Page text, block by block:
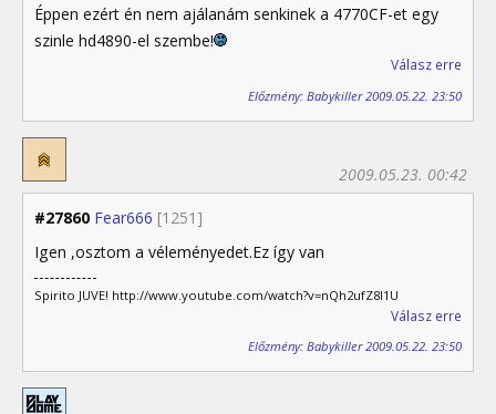
Éppen ezért én nem ajálanám senkinek a 4770CF-et egy
szinle hd4890-el szembe!
Válasz erre
Előzmény: Babykiller 2009.05.22. 23:50
#27860 Fear666 [1251]
2009.05.23. 00:42
Igen ,osztom a véleményedet.Ez így van
Spirito JUVE! http://www.youtube.com/watch?v=nQh2ufZ8I1U
Válasz erre
Előzmény: Babykiller 2009.05.22. 23:50